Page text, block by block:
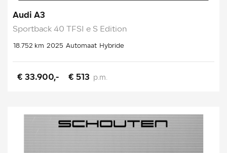
Audi A3
Sportback 40 TFSI e S Edition
18.752 km 2025 Automaat Hybride
€ 33.900,- € 513 p.m.